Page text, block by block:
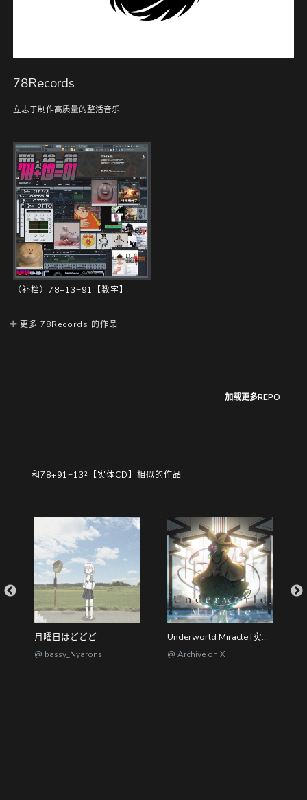
78Records
立志于制作高质量的整活音乐
（补档）78+13=91【数字】
更多 78Records 的作品
加载更多REPO
和78+91=13²【实体CD】相似的作品
月曜日はどどど
@ bassy_Nyarons
Underworld Miracle [实体CD]
@ Archive on X